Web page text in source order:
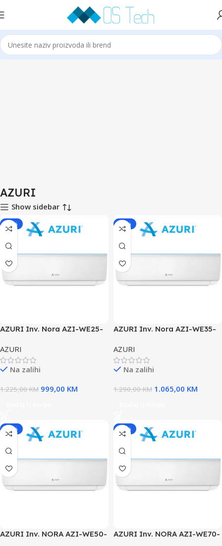
Početna Klime AZURI
AZURI
Show sidebar
-18%
AZURI Inv. Nora AZI-WE25-
AZURI
Na zalihi
1.225,00KM 999,00 KM
-17%
AZURI Inv. Nora AZI-WE35-
AZURI
Na zalihi
1.290,00KM 1.065,00 KM
-18%
AZURI Inv. NORA AZI-WE50-
-18%
AZURI Inv. NORA AZI-WE70-